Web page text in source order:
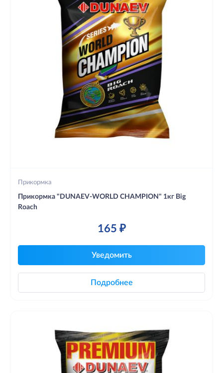
Прикормка
Прикормка "DUNAEV-WORLD CHAMPION" 1кг Big
Roach
165 ₽
Уведомить
Подробнее